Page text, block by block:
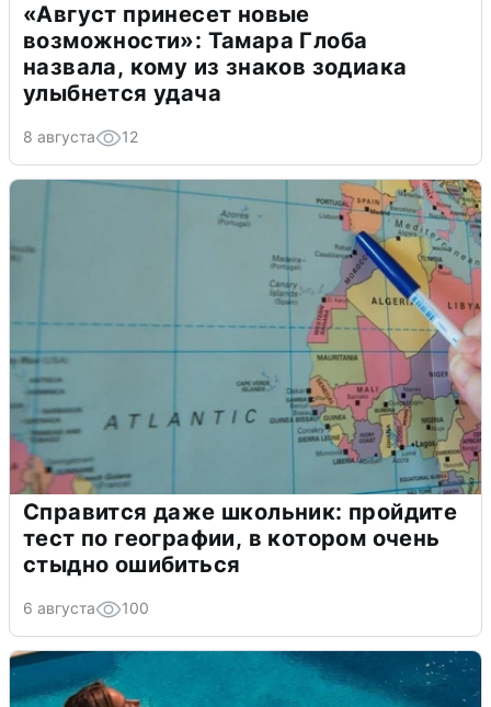
«Август принесет новые
возможности»: Тамара Глоба
назвала, кому из знаков зодиака
улыбнется удача
8 августа 12
Справится даже школьник: пройдите
тест по географии, в котором очень
стыдно ошибиться
6 августа 100